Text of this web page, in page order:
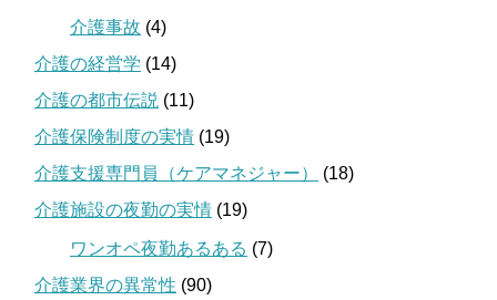
介護事故 (4)
介護の経営学 (14)
介護の都市伝説 (11)
介護保険制度の実情 (19)
介護支援専門員（ケアマネジャー）
(18)
介護施設の夜勤の実情 (19)
ワンオペ夜勤あるある (7)
介護業界の異常性 (90)